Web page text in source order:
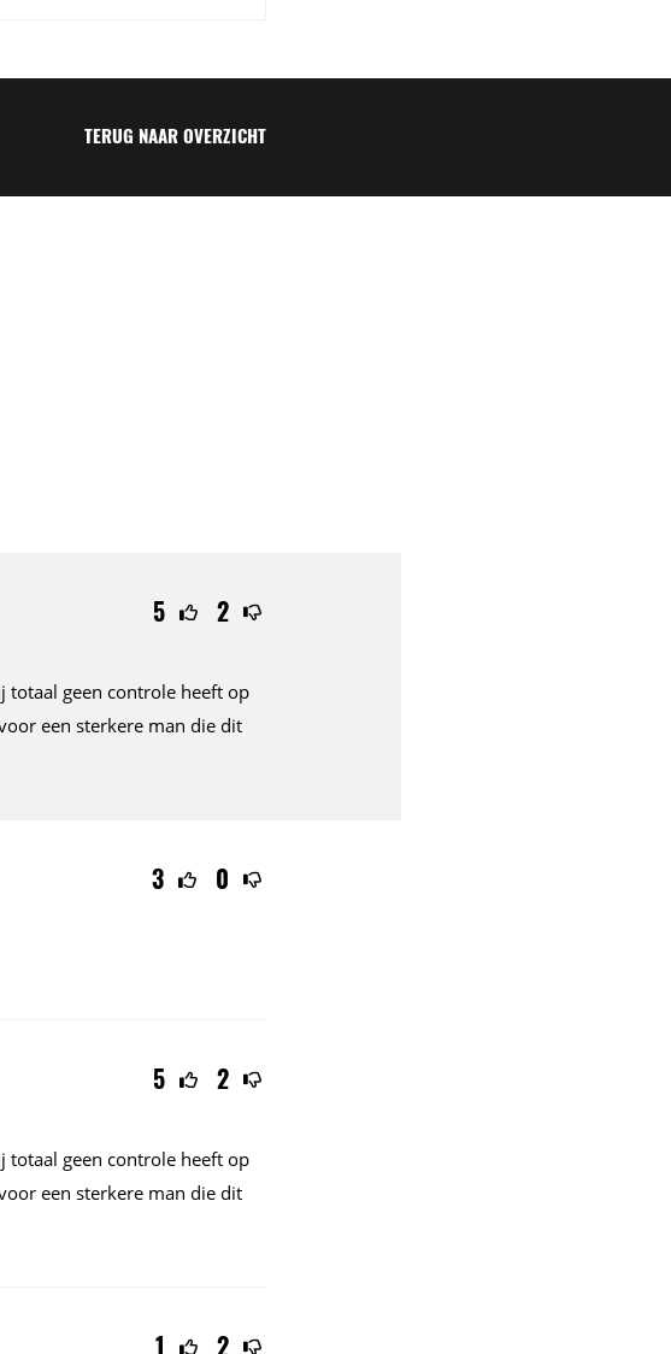
TERUG NAAR OVERZICHT
5 2
totaal geen controle heeft op
een sterkere man die dit
3 0
5 2
totaal geen controle heeft op
een sterkere man die dit
1 2